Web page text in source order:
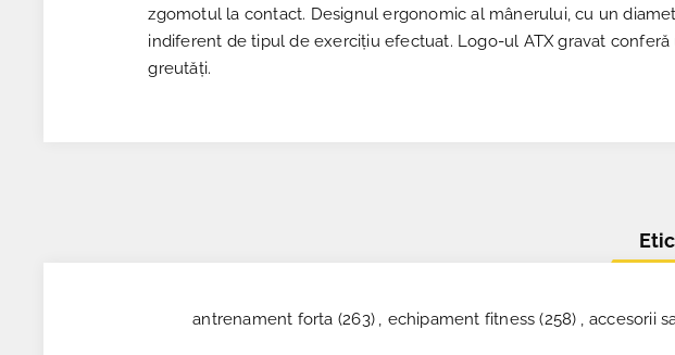
zgomotul la contact. Designul ergonomic al mânerului, cu un
indiferent de tipul de exercițiu efectuat. Logo-ul ATX gravat
greutăți.
antrenament forta (263) , echipament fitness (258) , accesorii